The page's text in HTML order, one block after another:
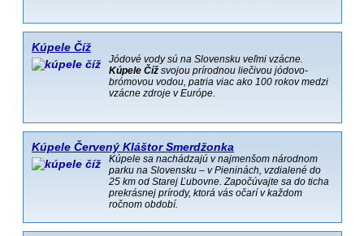
Kúpele Číž
Jódové vody sú na Slovensku veľmi vzácne.
Kúpele Číž svojou prírodnou liečivou jódovo-
brómovou vodou, patria viac ako 100 rokov medzi
vzácne zdroje v Európe.
Kúpele Červený Kláštor Smerdžonka
Kúpele sa nachádzajú v najmenšom národnom
parku na Slovensku – v Pieninách, vzdialené do
25 km od Starej Ľubovne. Započúvajte sa do ticha
prekrásnej prírody, ktorá vás očarí v každom
ročnom období.